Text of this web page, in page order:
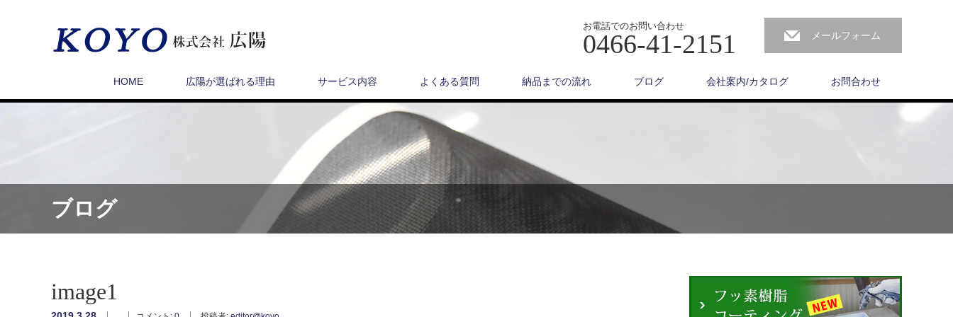
お電話でのお問い合わせ
0466-41-2151 メールフォーム
HOME 広陽が選ばれる理由 サービス内容 よくある質問 納品までの流れ ブログ 会社案内/カタログ お問合わせ
ブログ
image1